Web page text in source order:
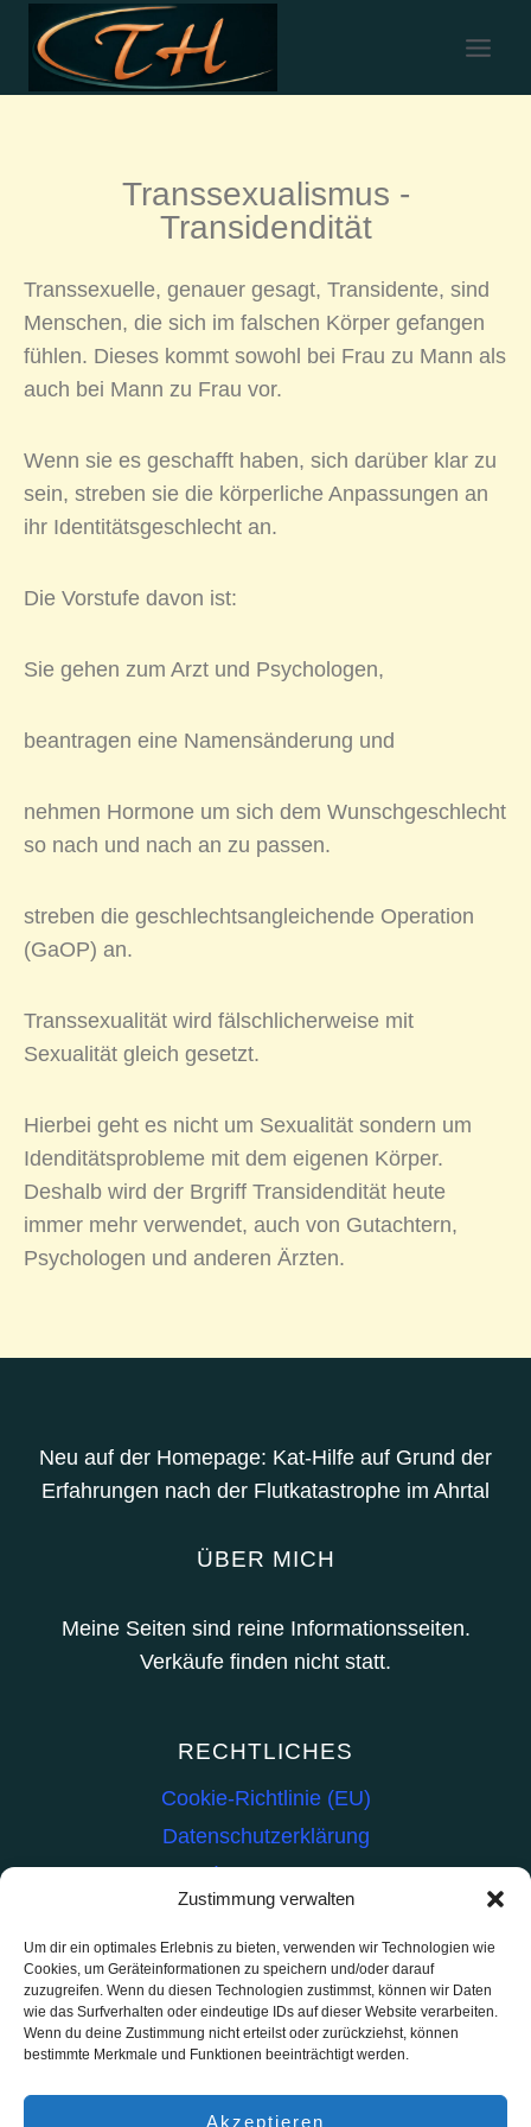
Zustimmung verwalten
Um dir ein optimales Erlebnis zu bieten, verwenden wir Technologien wie
Cookies, um Geräteinformationen zu speichern und/oder darauf
zuzugreifen. Wenn du diesen Technologien zustimmst, können wir Daten
wie das Surfverhalten oder eindeutige IDs auf dieser Website verarbeiten.
Wenn du deine Zustimmung nicht erteilst oder zurückziehst, können
bestimmte Merkmale und Funktionen beeinträchtigt werden.
Akzeptieren
Transsexualismus -
Transidendität
Transsexuelle, genauer gesagt, Transidente, sind
Menschen, die sich im falschen Körper gefangen
fühlen. Dieses kommt sowohl bei Frau zu Mann als
auch bei Mann zu Frau vor.
Wenn sie es geschafft haben, sich darüber klar zu
sein, streben sie die körperliche Anpassungen an
ihr Identitätsgeschlecht an.
Die Vorstufe davon ist:
Sie gehen zum Arzt und Psychologen,
beantragen eine Namensänderung und
nehmen Hormone um sich dem Wunschgeschlecht
so nach und nach an zu passen.
streben die geschlechtsangleichende Operation
(GaOP) an.
Transsexualität wird fälschlicherweise mit
Sexualität gleich gesetzt.
Hierbei geht es nicht um Sexualität sondern um
Idenditätsprobleme mit dem eigenen Körper.
Deshalb wird der Brgriff Transidendität heute
immer mehr verwendet, auch von Gutachtern,
Psychologen und anderen Ärzten.
Neu auf der Homepage: Kat-Hilfe auf Grund der
Erfahrungen nach der Flutkatastrophe im Ahrtal
ÜBER MICH
Meine Seiten sind reine Informationsseiten.
Verkäufe finden nicht statt.
RECHTLICHES
Cookie-Richtlinie (EU)
Datenschutzerklärung
Impressum
INHALT
Kat-Hilfe
Teasy-Modellbahn
Live Reports